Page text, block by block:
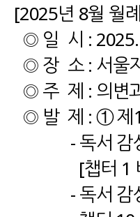
[2025년 8월 월
◎ 일 시 :
◎ 장 소 : 서울
◎ 주 제 : 의변
◎ 발 제 : ① 제1
- 독서 감상
[챕터 1 비이
- 독서 감상